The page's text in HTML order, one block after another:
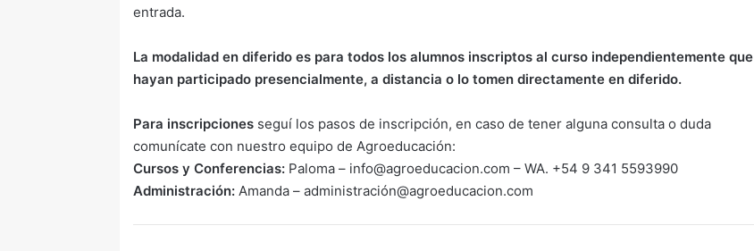
entrada.
La modalidad en diferido es para todos los alumnos inscriptos al curso independientemente que
hayan participado presencialmente, a distancia o lo tomen directamente en diferido.
Para inscripciones seguí los pasos de inscripción, en caso de tener alguna consulta o duda
comunícate con nuestro equipo de Agroeducación:
Cursos y Conferencias: Paloma – info@agroeducacion.com – WA. +54 9 341 5593990
Administración: Amanda – administración@agroeducacion.com